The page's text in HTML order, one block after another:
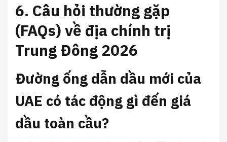
6. Câu hỏi thường gặp
(FAQs) về địa chính trị
Trung Đông 2026
Đường ống dẫn dầu mới của
UAE có tác động gì đến giá
dầu toàn cầu?